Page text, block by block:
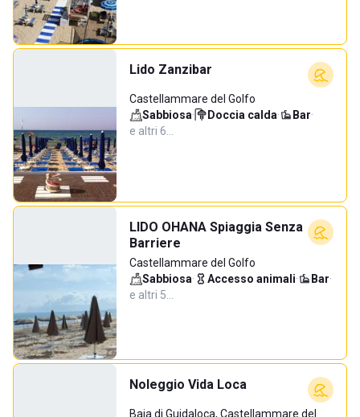
Lido Zanzibar
Castellammare del Golfo
Sabbiosa· Doccia calda· Bar·
e altri 6…
LIDO OHANA Spiaggia Senza
Barriere
Castellammare del Golfo
Sabbiosa· Accesso animali· Bar·
e altri 5…
Noleggio Vida Loca
Baia di Guidaloca, Castellammare del